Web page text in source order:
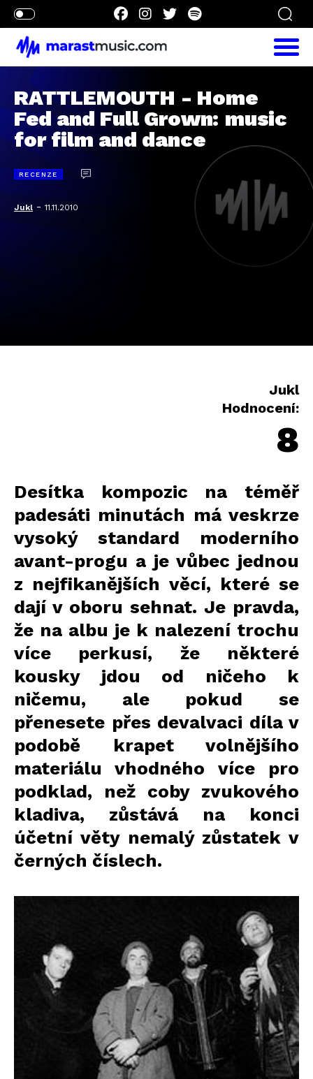
RATTLEMOUTH - Home
Fed and Full Grown: music
for film and dance
RECENZE
Jukl -11.11.2010
Jukl
Hodnocení:
8
Desítka kompozic na téměř
padesáti minutách má veskrze
vysoký standard moderního
avant-progu a je vůbec jednou
z nejfikanějších věcí, které se
dají v oboru sehnat. Je pravda,
že na albu je k nalezení trochu
více perkusí, že některé
kousky jdou od ničeho k
ničemu, ale pokud se
přenesete přes devalvaci díla v
podobě krapet volnějšího
materiálu vhodného více pro
podklad, než coby zvukového
kladiva, zůstává na konci
účetní věty nemalý zůstatek v
černých číslech.